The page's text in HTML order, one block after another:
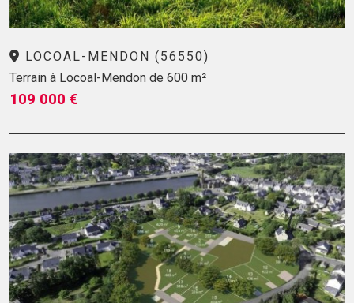
LOCOAL-MENDON (56550)
Terrain à Locoal-Mendon de 600 m²
109 000 €